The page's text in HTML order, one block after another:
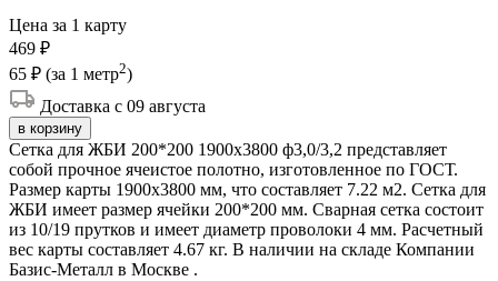
Цена за 1 карту
469 ₽
65 ₽ (за 1 метр2)
Доставка с 09 августа
в корзину
Сетка для ЖБИ 200*200 1900х3800 ф3,0/3,2 представляет
собой прочное ячеистое полотно, изготовленное по ГОСТ.
Размер карты 1900х3800 мм, что составляет 7.22 м2. Сетка для
ЖБИ имеет размер ячейки 200*200 мм. Сварная сетка состоит
из 10/19 прутков и имеет диаметр проволоки 4 мм. Расчетный
вес карты составляет 4.67 кг. В наличии на складе Компании
Базис-Металл в Москве .